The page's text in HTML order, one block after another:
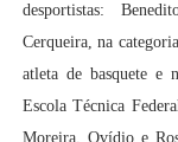
desportistas:
Cerqueira, na
atleta de basquete e
Escola Técnica
Moreira, Ovídio e